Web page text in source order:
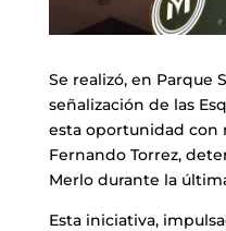
Se realizó, en Parque
señalización de las
esta oportunidad con
Fernando Torrez,
Merlo durante la
Esta iniciativa,